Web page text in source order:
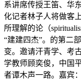
系讲席传授王笛、华
化记者林子人将做客
所理解的论（
“建建四杰”。的第二
变。邀请汗青学、考
学教师顾奕俊，中国
者谭木声一路。嘉宾